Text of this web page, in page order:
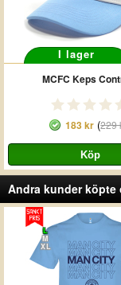
I lager
MCFC Keps
183 kr (229
Andra kunder köpte
L
M
XL